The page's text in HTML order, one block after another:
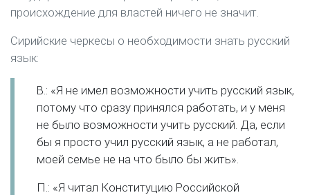
происхождение для властей ничего не значит.
Сирийские черкесы о необходимости знать русский
язык:
В.: «Я не имел возможности учить русский язык,
потому что сразу принялся работать, и у меня
не было возможности учить русский. Да, если
бы я просто учил русский язык, а не работал,
моей семье не на что было бы жить».
П.: «Я читал Конституцию Российской